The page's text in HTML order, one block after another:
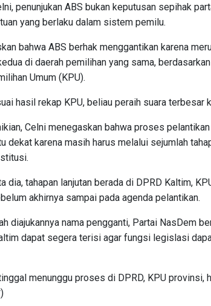
penunjukan ABS bukan keputusan sepihak
yang berlaku dalam sistem pemilu.
bahwa ABS berhak menggantikan karena
di daerah pemilihan yang sama,
Umum (KPU).
hasil rekap KPU, beliau peraih suara terbesar
Celni menegaskan bahwa proses
dekat karena masih harus melalui sejumlah
dia, tahapan lanjutan berada di DPRD Kaltim,
akhirnya sampai pada agenda pelantikan.
diajukannya nama pengganti, Partai NasDem
dapat segera terisi agar fungsi legislasi
menunggu proses di DPRD, KPU provinsi,